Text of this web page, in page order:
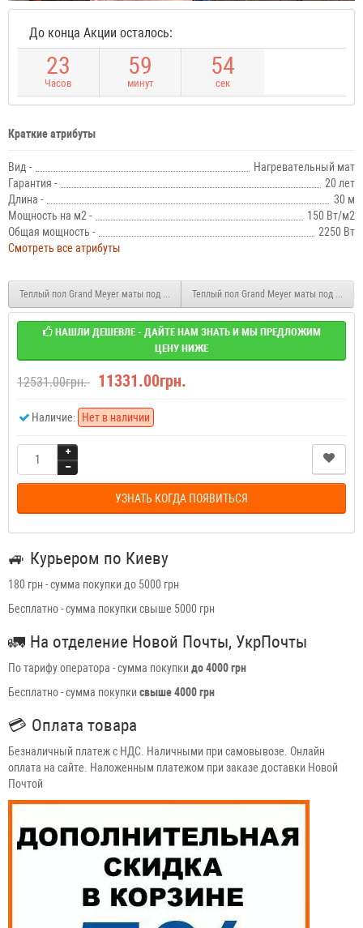
До конца Акции осталось:
23
Часов
59
минут
54
сек
Краткие атрибуты
Вид -
Нагревательный мат
Гарантия -
20 лет
Длина -
30 м
Мощность на м2 -
150 Вт/м2
Общая мощность -
2250 Вт
Смотреть все атрибуты
Теплый пол Grand Meyer маты под плитку EcoNG150 1950Вт 13 м2
Теплый пол Grand Meyer маты под
НАШЛИ ДЕШЕВЛЕ - ДАЙТЕ НАМ ЗНАТЬ И МЫ ПРЕДЛОЖИМ
ЦЕНУ НИЖЕ
12531.00грн. 11331.00грн.
Наличие: Нет в наличии
УЗНАТЬ КОГДА ПОЯВИТЬСЯ
🚙 Курьером по Киеву
180 грн - сумма покупки до 5000 грн
Бесплатно - сумма покупки свыше 5000 грн
🚛 На отделение Новой Почты, УкрПочты
По тарифу оператора - сумма покупки до 4000 грн
Бесплатно - сумма покупки свыше 4000 грн
💳 Оплата товара
Безналичный платеж с НДС. Наличными при самовывозе. Онлайн
оплата на сайте. Наложенным платежом при заказе доставки Новой
Почтой